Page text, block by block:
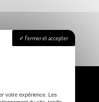
Fermer et accepter
votre expérience. Les